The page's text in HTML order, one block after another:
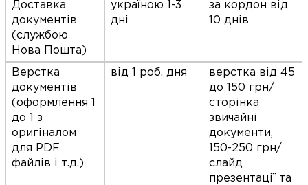
Доставка
документів
(службою
Нова Пошта)
україною 1-3
дні
за кордон від
10 днів
Верстка
документів
(оформлення 1
до 1 з
оригіналом
для PDF
файлів і т.д.)
від 1 роб. дня
верстка від 45
до 150 грн/
сторінка
звичайні
документи,
150-250 грн/
слайд
презентації та